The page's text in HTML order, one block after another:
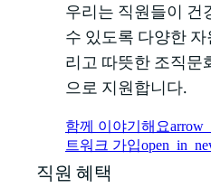
우리는 직원들이 건
수 있도록 다양한
리고 따뜻한 조직문
으로 지원합니다.
함께 이야기해요
트워크 가입
직원 혜택